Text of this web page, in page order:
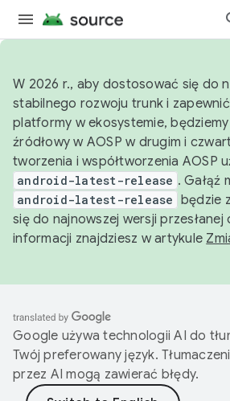
W 2026 r., aby dostosować się do
stabilnego rozwoju trunk i
platformy w ekosystemie,
źródłowy w AOSP w drugim i
tworzenia i współtworzenia AOSP
android-latest-release . Gałąź
android-latest-release będzie
się do najnowszej wersji przesłanej
informacji znajdziesz w artykule
Google używa technologii AI do
Twój preferowany język.
przez AI mogą zawierać błędy.